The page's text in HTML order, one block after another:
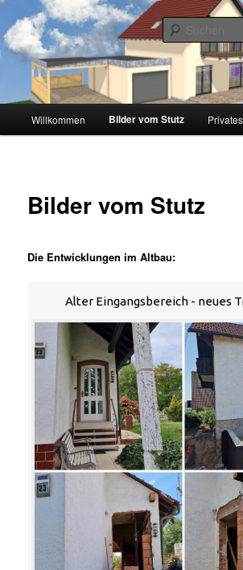
Zum
Inhalt
wechseln
Aufm Stutz
Willkommen Bilder vom Stutz Privates
Bilder vom Stutz
Die Entwicklungen im Altbau:
Alter Eingangsbereich - neues